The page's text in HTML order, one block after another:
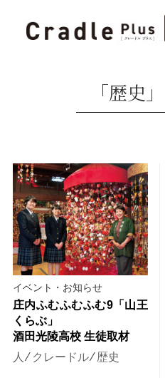
「歴史」
イベント・お知らせ
庄内ふむふむふむ9「山王
くらぶ」
酒田光陵高校 生徒取材
人 ⁄ クレードル⁄歴史